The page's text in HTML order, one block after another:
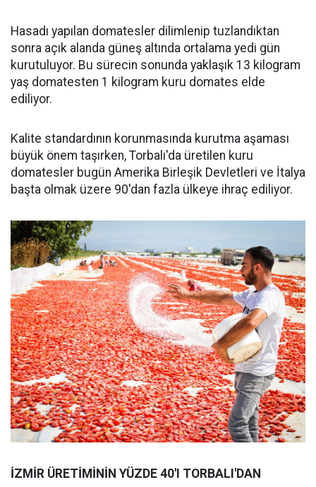
Hasadı yapılan domatesler dilimlenip tuzlandıktan
sonra açık alanda güneş altında ortalama yedi gün
kurutuluyor. Bu sürecin sonunda yaklaşık 13 kilogram
yaş domatesten 1 kilogram kuru domates elde
ediliyor.
Kalite standardının korunmasında kurutma aşaması
büyük önem taşırken, Torbalı'da üretilen kuru
domatesler bugün Amerika Birleşik Devletleri ve İtalya
başta olmak üzere 90'dan fazla ülkeye ihraç ediliyor.
İZMİR ÜRETİMİNİN YÜZDE 40'I TORBALI'DAN